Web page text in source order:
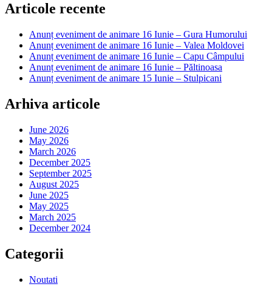
Articole recente
Anunț eveniment de animare 16 Iunie – Gura Humorului
Anunț eveniment de animare 16 Iunie – Valea Moldovei
Anunț eveniment de animare 16 Iunie – Capu Câmpului
Anunț eveniment de animare 16 Iunie – Păltinoasa
Anunț eveniment de animare 15 Iunie – Stulpicani
Arhiva articole
June 2026
May 2026
March 2026
December 2025
September 2025
August 2025
June 2025
May 2025
March 2025
December 2024
Categorii
Noutati